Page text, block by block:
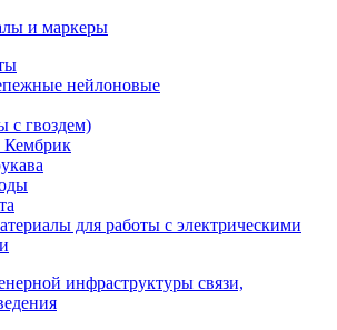
и маркеры
нейлоновые
с гвоздем)
Кембрик
для работы с электрическими
инфраструктуры связи,